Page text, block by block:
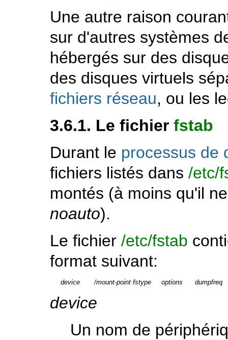
Une autre raison
sur d'autres systèmes
hébergés sur des
des disques virtuels
fichiers réseau, ou les
3.6.1. Le fichier fstab
Durant le processus de
fichiers listés dans /etc/
montés (à moins qu'il
noauto).
Le fichier /etc/fstab
format suivant:
device /mount-point fstype options dumpfreq
device
Un nom de